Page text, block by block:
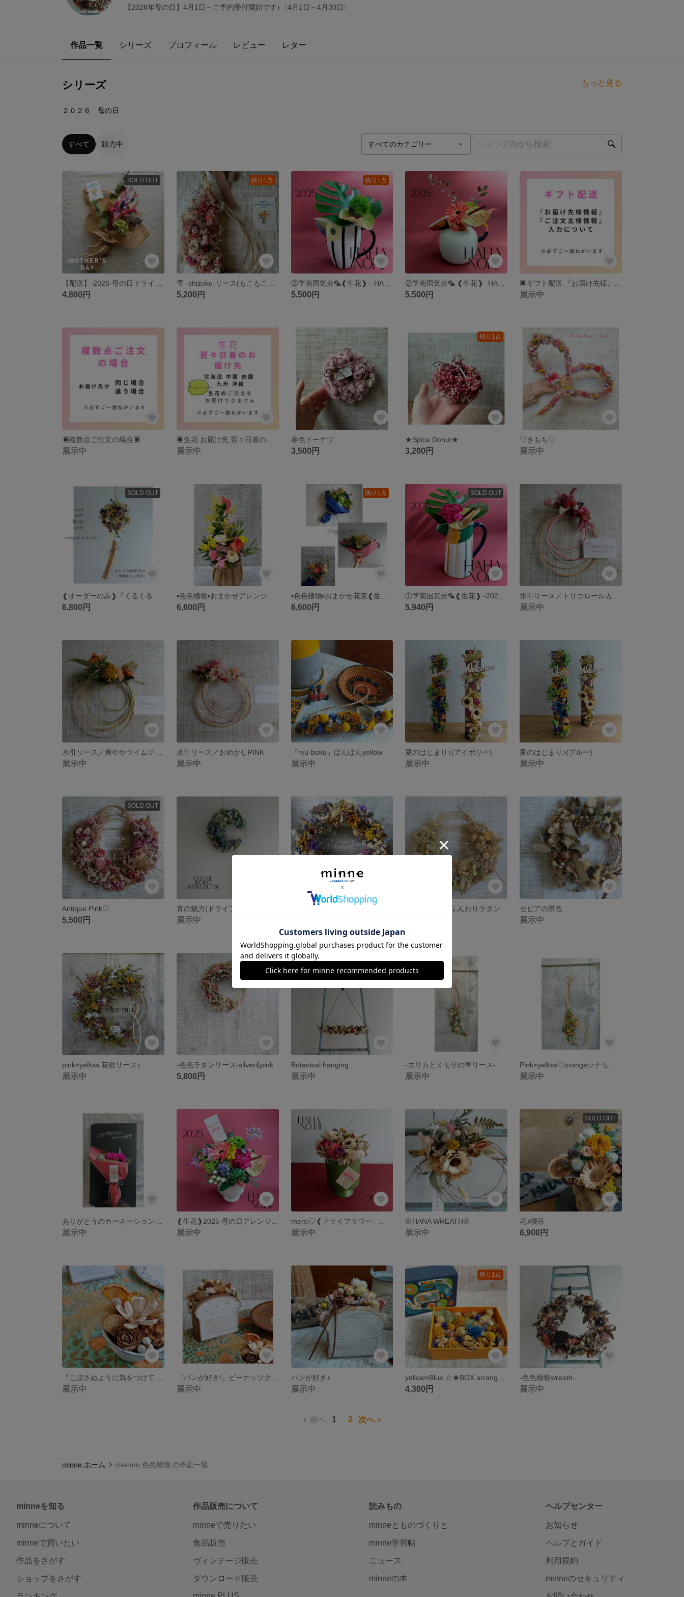
【2026年母の日】4月1日～ご予約受付開始です♪〈4月1日～4月30日〉
作品一覧 シリーズ プロフィール レビュー レター
シリーズ もっと見る
２０２６ 母の日
すべて 販売中
SOLD OUT
4,800円
残り1点
5,200円
残り1点
③🌴南国気分🦜❰生花❱ - HAHA NO HI-
5,500円 5,500円 展示中
▣複数点ご注文の場合▣
展示中
▣生花 お届け先 翌々日着の場所について▣
展示中
春色ドーナツ
3,500円
残り1点
★Spice Donut★
3,200円
♡きもち♡
展示中
SOLD OUT
6,800円 6,600円
残り1点
6,600円
SOLD OUT
5,940円 展示中
展示中
水引リース／おめかしPINK
展示中
『ryu-boku』ぽんぽんyellow
展示中
夏のはじまり♪(アイボリー)
展示中
夏のはじまり♪(ブルー)
展示中
SOLD OUT
Antique Pink♡
5,500円
青の魅力(ドライフラワー)
展示中 展示中
cream colorのふんわりラタン
展示中
セピアの景色
展示中
pink×yellow 花歌リース♪
展示中
SOLD OUT
-色色ラタンリース-silver&pink
5,800円
Botanical hanging
展示中
-エリカとミモザの雫リース-
展示中 展示中
展示中 展示中 展示中
🌼HANA WREATH🌼
展示中
SOLD OUT
花♪喫茶
6,900円
展示中 展示中
パンが好き♪
展示中
残り1点
4,300円
-色色植物wreath-
展示中
前へ 1 2 次へ
minne ホーム cha-mu 色色植物 の作品一覧
minneを知る
minneについて
minneで買いたい
作品をさがす
ショップをさがす
作品販売について
minneで売りたい
食品販売
ヴィンテージ販売
ダウンロード販売
読みもの
minneとものづくりと
minne学習帖
ニュース
minneの本
ヘルプセンター
お知らせ
ヘルプとガイド
利用規約
minneのセキュリティ